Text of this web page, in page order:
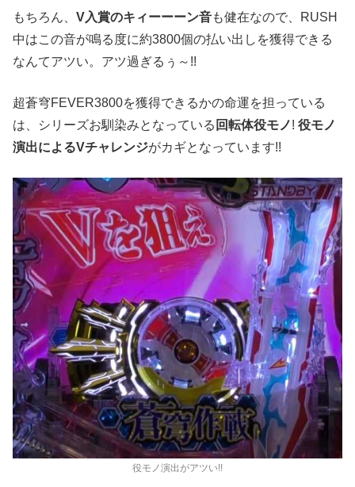
もちろん、 V入賞のキィーーーン音も健在なので、RUSH
中はこの音が鳴る度に約3800個の払い出しを獲得できる
なんてアツい。アツ過ぎるぅ～!!
超蒼穹FEVER3800を獲得できるかの命運を担っている
は、シリーズお馴染みとなっている 回転体役モノ! 役モノ
演出によるVチャレンジがカギとなっています!!
役モノ演出がアツい!!